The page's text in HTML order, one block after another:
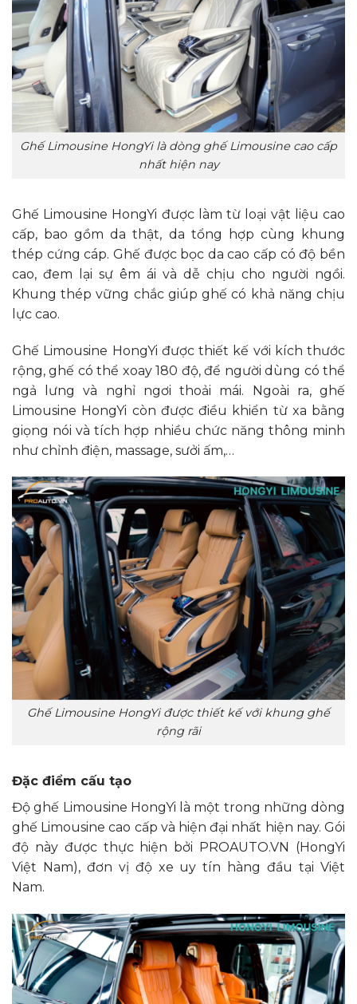
Ghế Limousine HongYi là dòng ghế Limousine cao cấp
nhất hiện nay
Ghế Limousine HongYi được làm từ loại vật liệu cao
cấp, bao gồm da thật, da tổng hợp cùng khung
thép cứng cáp. Ghế được bọc da cao cấp có độ bền
cao, đem lại sự êm ái và dễ chịu cho người ngồi.
Khung thép vững chắc giúp ghế có khả năng chịu
lực cao.
Ghế Limousine HongYi được thiết kế với kích thước
rộng, ghế có thể xoay 180 độ, để người dùng có thể
ngả lưng và nghỉ ngơi thoải mái. Ngoài ra, ghế
Limousine HongYi còn được điều khiển từ xa bằng
giọng nói và tích hợp nhiều chức năng thông minh
như chỉnh điện, massage, sưởi ấm,…
Ghế Limousine HongYi được thiết kế với khung ghế
rộng rãi
Đặc điểm cấu tạo
Độ ghế Limousine HongYi là một trong những dòng
ghế Limousine cao cấp và hiện đại nhất hiện nay. Gói
độ này được thực hiện bởi PROAUTO.VN (HongYi
Việt Nam), đơn vị độ xe uy tín hàng đầu tại Việt
Nam.